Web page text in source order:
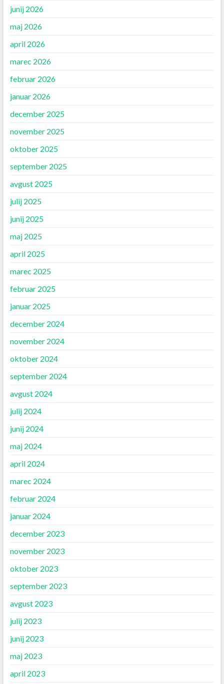
junij 2026
maj 2026
april 2026
marec 2026
februar 2026
januar 2026
december 2025
november 2025
oktober 2025
september 2025
avgust 2025
julij 2025
junij 2025
maj 2025
april 2025
marec 2025
februar 2025
januar 2025
december 2024
november 2024
oktober 2024
september 2024
avgust 2024
julij 2024
junij 2024
maj 2024
april 2024
marec 2024
februar 2024
januar 2024
december 2023
november 2023
oktober 2023
september 2023
avgust 2023
julij 2023
junij 2023
maj 2023
april 2023